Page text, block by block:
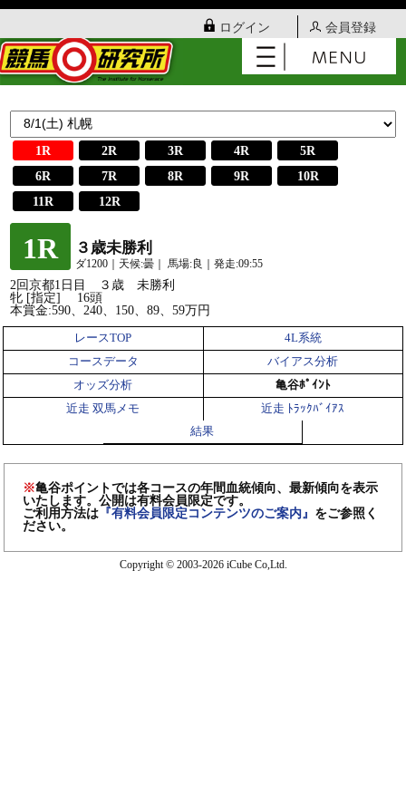
ログイン 会員登録
1R 2R 3R 4R
5R
6R
7R 8R 9R
10R
11R
12R
1R ３歳未勝利
ダ1200｜天候:曇｜ 馬場:良｜発走:09:55
2回京都1日目 ３歳 未勝利
牝 [指定] 16頭
本賞金:590、240、150、89、59万円
レースTOP
4L系統
コースデータ
バイアス分析
オッズ分析
亀谷ﾎﾟｲﾝﾄ
近走 双馬メモ
近走 ﾄﾗｯｸﾊﾞｲｱｽ
結果
※亀谷ポイントでは各コースの年間血統傾向、最新傾向を表示
いたします。公開は有料会員限定です。
ご利用方法は 『有料会員限定コンテンツのご案内』 をご参照く
ださい。
Copyright © 2003-2026 iCube Co,Ltd.